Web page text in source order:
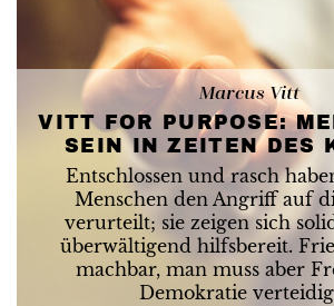
Marcus Vitt
VITT FOR PURPOSE:
SEIN IN ZEITEN DES
Entschlossen und rasch
Menschen den Angriff auf
verurteilt; sie zeigen sich
überwältigend hilfsbereit.
machbar, man muss aber
Demokratie